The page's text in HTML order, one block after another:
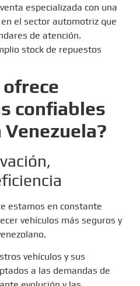
especializada con una
el sector automotriz que
de atención.
stock de repuestos
ofrece
confiables
Venezuela?
estamos en constante
vehículos más seguros y
vehículos y sus
a las demandas de